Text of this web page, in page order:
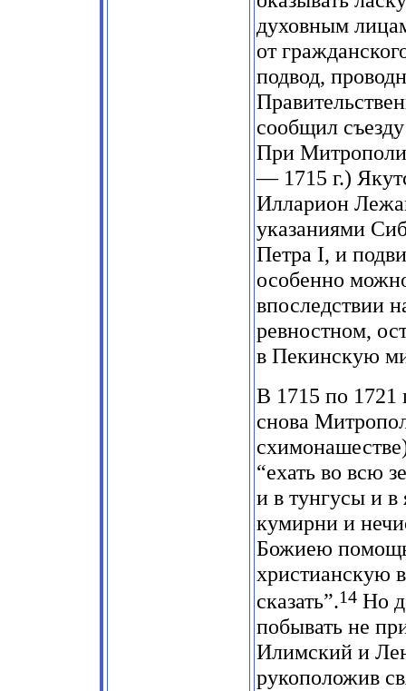
духовным
от
подвод,
сообщил
При
— 1715 г.)
Илларион
указаниями
Петра I, и
особенно
впоследствии
ревностном,
в Пекинскую
В 1715 по 1721
снова
“ехать во всю
и в тунгусы и в
кумирни и
Божиею
христианскую
сказать”.14 Но
побывать не
Илимский и
рукоположив